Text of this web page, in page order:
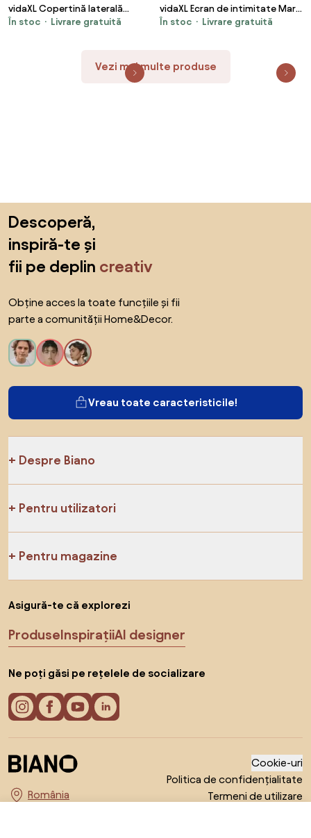
vidaXL Copertină laterală
retractabilă, negru, 140x1200
În stoc Livrare gratuită
vidaXL Ecran de intimitate Maro
79.5 x 50 x 110 cm
În stoc Livrare gratuită
Vezi mai multe produse
Descoperă,
inspiră-te și
fii pe deplin creativ
Obține acces la toate funcțiile și fii
parte a comunității Home&Decor.
Vreau toate caracteristicile!
Despre Biano
Pentru utilizatori
Pentru magazine
Asigură-te că explorezi
ProduseInspirațiiAI designer
Ne poți găsi pe rețelele de socializare
Alege țara
Cookie-uri
Politica de confidențialitate
Termeni de utilizare